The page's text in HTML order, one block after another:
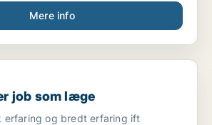
Mere info
som læge
job som læge
erfaring og bredt erfaring ift